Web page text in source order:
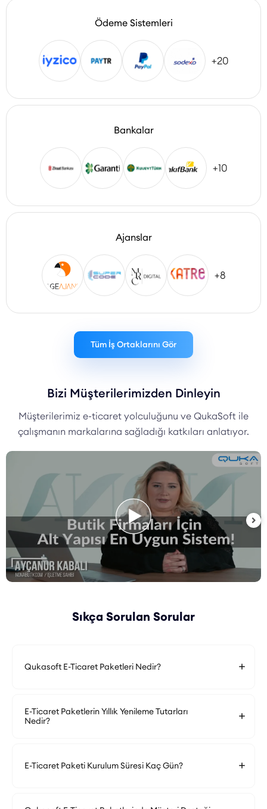
Ödeme Sistemleri
+20
Bankalar
+10
Ajanslar
+8
Tüm İş Ortaklarını Gör
Bizi Müşterilerimizden Dinleyin
Müşterilerimiz e-ticaret yolculuğunu ve QukaSoft ile
çalışmanın markalarına sağladığı katkıları anlatıyor.
Sıkça Sorulan Sorular
Qukasoft E-Ticaret Paketleri Nedir?
E-Ticaret Paketlerin Yıllık Yenileme Tutarları
Nedir?
E-Ticaret Paketi Kurulum Süresi Kaç Gün?